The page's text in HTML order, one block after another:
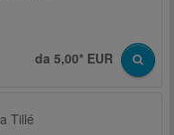
da 5,00* EUR
Tillé